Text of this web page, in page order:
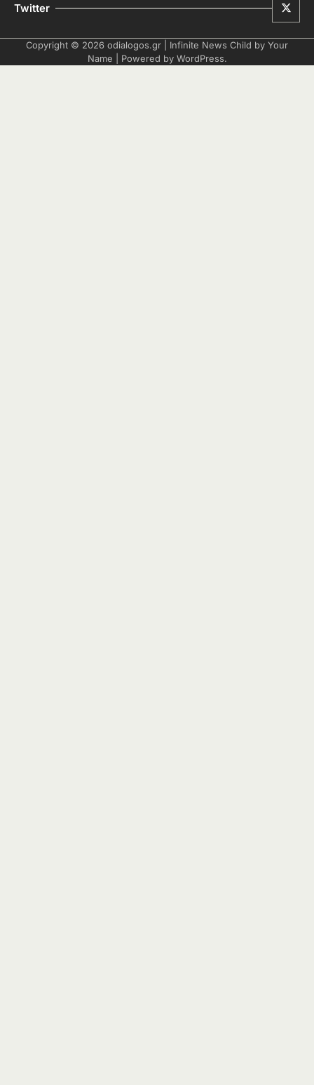
Twitter
Copyright © 2026 odialogos.gr | Infinite News Child by Your
Name | Powered by WordPress.